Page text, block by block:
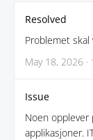
Resolved
Problemet
May 18, 2026 ·
Issue
Noen
applikasjoner.